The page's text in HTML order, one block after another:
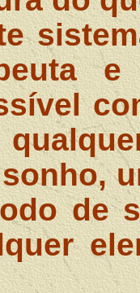
e
de